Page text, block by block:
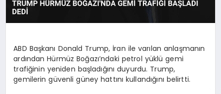
ABD Başkanı Donald Trump, İran ile varılan anlaşmanın
ardından Hürmüz Boğazı’ndaki petrol yüklü gemi
trafiğinin yeniden başladığını duyurdu. Trump,
gemilerin güvenli güney hattını kullandığını belirtti.